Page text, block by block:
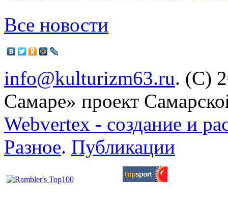
Все новости
info@kulturizm63.ru. (C)
Самаре» проект
Webvertex - создание и
Разное. Публикации